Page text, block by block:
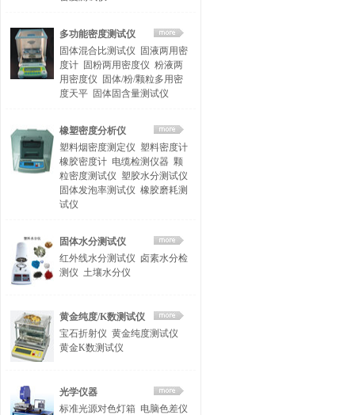
多功能密度测试仪
固体混合比测试仪
固液两用密
度计 固粉两用密度仪 粉液两
用密度仪
固体/粉/颗粒多用密
度天平 固体固含量测试仪
橡塑密度分析仪
塑料烟密度测定仪 塑料密度计
橡胶密度计 电缆检测仪器 颗
粒密度测试仪 塑胶水分测试仪
固体发泡率测试仪 橡胶磨耗测
试仪
固体水分测试仪
红外线水分测试仪 卤素水分检
测仪 土壤水分仪
黄金纯度/K数测试仪
宝石折射仪 黄金纯度测试仪
黄金K数测试仪
光学仪器
标准光源对色灯箱 电脑色差仪